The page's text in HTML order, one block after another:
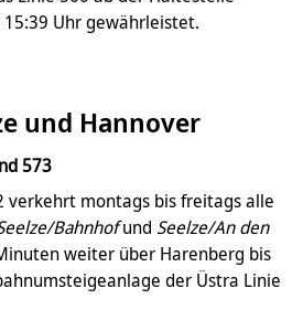
Uhr gewährleistet.
und Hannover
573
verkehrt montags bis freitags alle
Bahnhofund Seelze/An den
weiter über Harenberg bis
der Üstra Linie